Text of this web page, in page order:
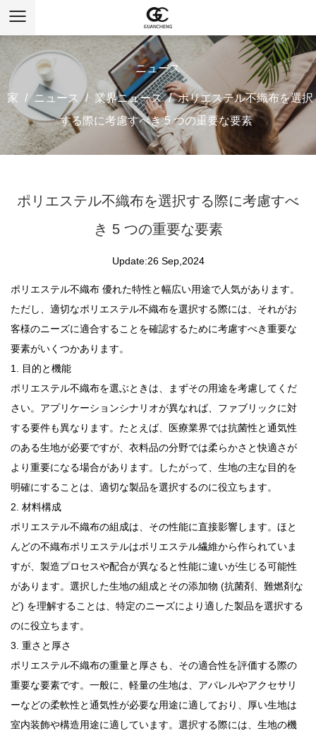
ニュース
家 / ニュース / 業界ニュース / ポリエステル不織布を選択
する際に考慮すべき 5 つの重要な要素
ポリエステル不織布を選択する際に考慮すべ
き 5 つの重要な要素
Update:26 Sep,2024
ポリエステル不織布 優れた特性と幅広い用途で人気があります。
ただし、適切なポリエステル不織布を選択する際には、それがお
客様のニーズに適合することを確認するために考慮すべき重要な
要素がいくつかあります。
1. 目的と機能
ポリエステル不織布を選ぶときは、まずその用途を考慮してくだ
さい。アプリケーションシナリオが異なれば、ファブリックに対
する要件も異なります。たとえば、医療業界では抗菌性と通気性
のある生地が必要ですが、衣料品の分野では柔らかさと快適さが
より重要になる場合があります。したがって、生地の主な目的を
明確にすることは、適切な製品を選択するのに役立ちます。
2. 材料構成
ポリエステル不織布の組成は、その性能に直接影響します。ほと
んどの不織布ポリエステルはポリエステル繊維から作られていま
すが、製造プロセスや配合が異なると性能に違いが生じる可能性
があります。選択した生地の組成とその添加物 (抗菌剤、難燃剤な
ど) を理解することは、特定のニーズにより適した製品を選択する
のに役立ちます。
3. 重さと厚さ
ポリエステル不織布の重量と厚さも、その適合性を評価する際の
重要な要素です。一般に、軽量の生地は、アパレルやアクセサリ
ーなどの柔軟性と通気性が必要な用途に適しており、厚い生地は
室内装飾や構造用途に適しています。選択する際には、生地の機